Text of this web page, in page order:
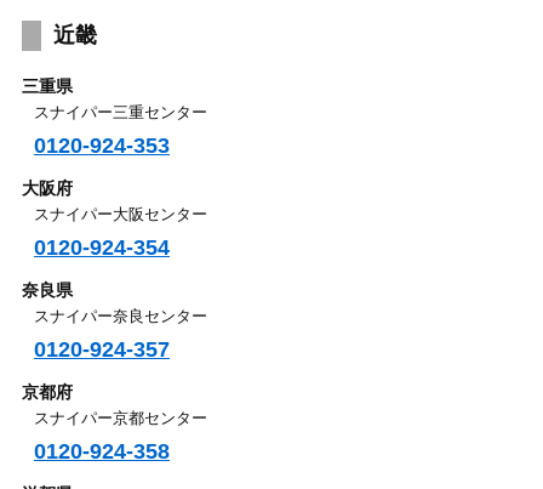
近畿
三重県
スナイパー三重センター
0120-924-353
大阪府
スナイパー大阪センター
0120-924-354
奈良県
スナイパー奈良センター
0120-924-357
京都府
スナイパー京都センター
0120-924-358